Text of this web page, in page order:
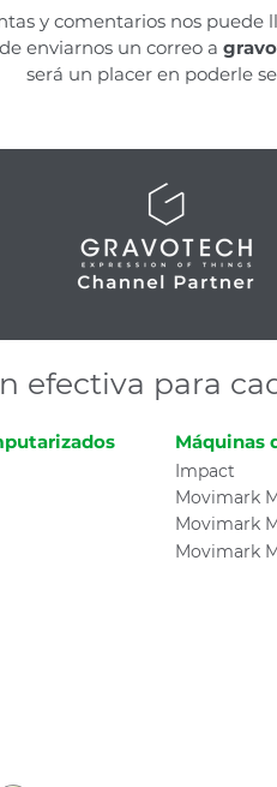
y comentarios nos puede
enviarnos un correo a
será un placer en poderle
efectiva para
Máquinas
Impact
Movimark
Movimark
Movimark